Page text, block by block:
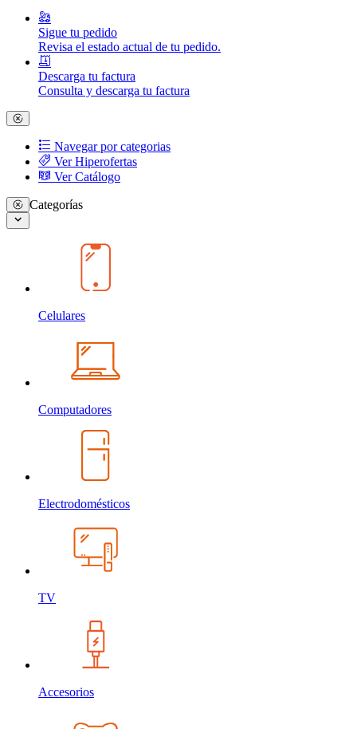
Sigue tu pedido
Revisa el estado actual de tu pedido.
Descarga tu factura
Consulta y descarga tu factura
Navegar por categorias
Ver Hiperofertas
Ver Catálogo
Categorías
Celulares
Computadores
Electrodomésticos
TV
Accesorios